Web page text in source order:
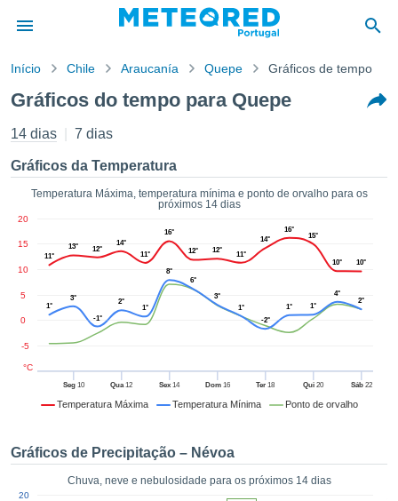
da
foi
por
para
que as
a este
e
digital
Início Chile Araucanía Quepe Gráficos de tempo
Gráficos do tempo para Quepe
14 dias 7 dias
Gráficos da Temperatura
Temperatura Máxima, temperatura mínima e ponto de orvalho para os
próximos 14 dias
Temperatura Máxima Temperatura Mínima Ponto de orvalho
Seg10 Qua12 Sex 14 Dom16 Ter 18 Qui 20 Sáb22
-5
0
5
10
15
20
°C
11°
13° 12°
14°
11°
16°
12° 12°
11°
14°
16°
15°
10° 10°
1°
3°
-1°
2°
1°
8°
6°
3°
1°
-2°
1° 1°
4°
2°
Gráficos de Precipitação – Névoa
Chuva, neve e nebulosidade para os próximos 14 dias
20